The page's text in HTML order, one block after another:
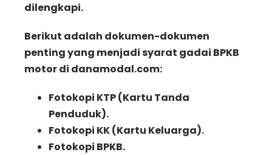
dilengkapi.
Berikut adalah dokumen-dokumen
penting yang menjadi syarat gadai BPKB
motor di danamodal.com:
Fotokopi KTP (Kartu Tanda
Penduduk).
Fotokopi KK (Kartu Keluarga).
Fotokopi BPKB.